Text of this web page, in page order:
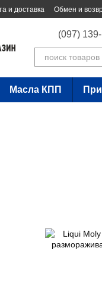
и доставка Обмен и
(097)
Масла КПП